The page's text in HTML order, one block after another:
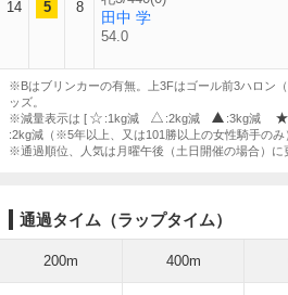
14 5 8
田中 学
54.0
※Bはブリンカーの有無。上3Fはゴール前3ハロン
ッズ。
※減量表示は [
:1kg減 :2kg減 :3kg減
:2kg減（※5年以上、又は101勝以上の女性騎手のみ
※通過順位、人気は月曜午後（土日開催の場合）に
通過タイム（ラップタイム）
200m 400m